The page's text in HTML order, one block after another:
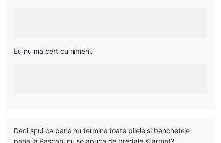
Eu nu ma cert cu nimeni.
Deci spui ca pana nu termina toate pilele si banchetele
pana la Pascani nu se apuca de predale si armat?